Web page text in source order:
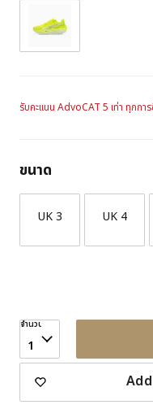
รับคะแนน AdvoCAT 5 เท่า ทุกก
ขนาด
UK 3 UK 4
จำนวน
1